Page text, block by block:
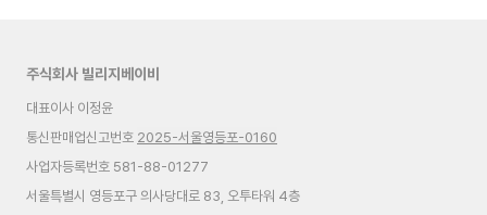
주식회사 빌리지베이비
대표이사 이정윤
통신판매업신고번호 2025-서울영등포-0160
사업자등록번호 581-88-01277
서울특별시 영등포구 의사당대로 83, 오투타워 4층